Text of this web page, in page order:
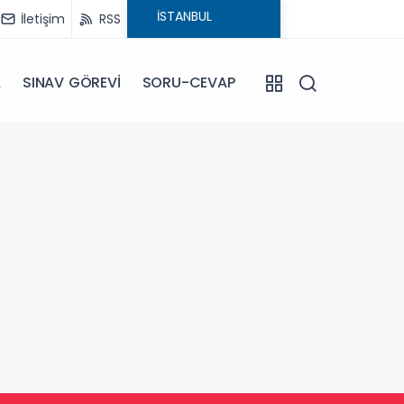
İletişim RSS
SINAV GÖREVİ SORU-CEVAP